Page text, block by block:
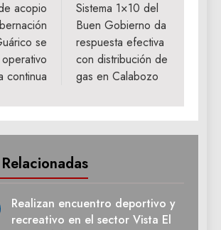
acopio
se
continua
Sistema 1×10 del
Buen Gobierno da
respuesta efectiva
con distribución de
gas en Calabozo
Realizan encuentro deportivo y
recreativo en el sector Vista El